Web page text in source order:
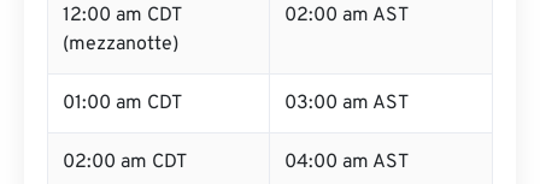
12:00 am CDT
(mezzanotte)
02:00 am AST
01:00 am CDT 03:00 am AST
02:00 am CDT 04:00 am AST